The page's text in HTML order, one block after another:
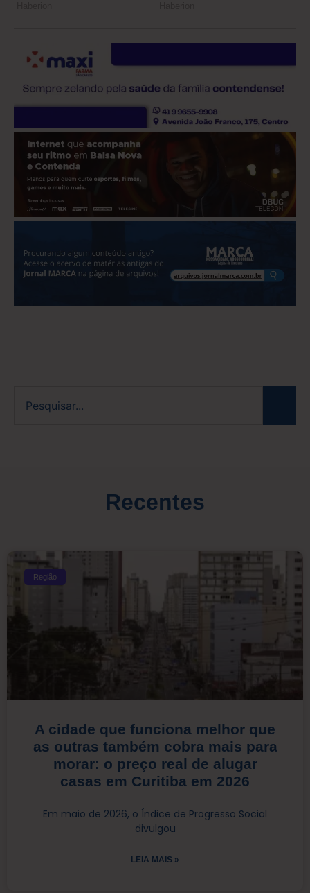
Recentes
Região
A cidade que funciona melhor que
as outras também cobra mais para
morar: o preço real de alugar
casas em Curitiba em 2026
Em maio de 2026, o Índice de Progresso Social
divulgou
LEIA MAIS »